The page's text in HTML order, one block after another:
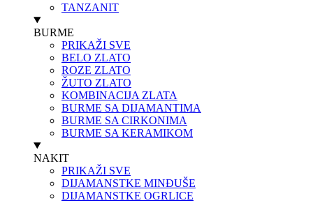
TANZANIT
BURME
PRIKAŽI SVE
BELO ZLATO
ROZE ZLATO
ŽUTO ZLATO
KOMBINACIJA ZLATA
BURME SA DIJAMANTIMA
BURME SA CIRKONIMA
BURME SA KERAMIKOM
NAKIT
PRIKAŽI SVE
DIJAMANSTKE MINĐUŠE
DIJAMANSTKE OGRLICE